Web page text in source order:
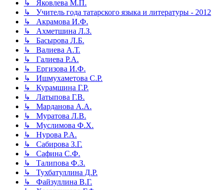
↳ Яковлева М.П.
↳ Учитель года татарского языка и литературы - 2012
↳ Акрамова И.Ф.
↳ Ахметшина Л.З.
↳ Басырова Л.Б.
↳ Валиева А.Т.
↳ Галиева Р.А.
↳ Ергизова И.Ф.
↳ Ишмухаметова С.Р.
↳ Курамшина Г.Р.
↳ Латыпова Г.В.
↳ Марданова А.А.
↳ Муратова Л.В.
↳ Муслимова Ф.Х.
↳ Нурова Р.А.
↳ Сабирова З.Г.
↳ Сафина С.Ф.
↳ Талипова Ф.З.
↳ Тухбатуллина Д.Р.
↳ Файзуллина В.Г.